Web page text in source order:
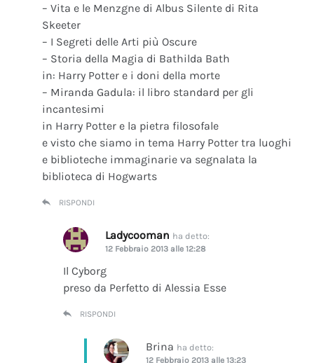
– Vita e le Menzgne di Albus Silente di Rita
Skeeter
– I Segreti delle Arti più Oscure
– Storia della Magia di Bathilda Bath
in: Harry Potter e i doni della morte
– Miranda Gadula: il libro standard per gli
incantesimi
in Harry Potter e la pietra filosofale
e visto che siamo in tema Harry Potter tra luoghi
e biblioteche immaginarie va segnalata la
biblioteca di Hogwarts
RISPONDI
Ladycooman ha detto:
12 Febbraio 2013 alle 12:28
Il Cyborg
preso da Perfetto di Alessia Esse
RISPONDI
Brina ha detto:
12 Febbraio 2013 alle 13:23